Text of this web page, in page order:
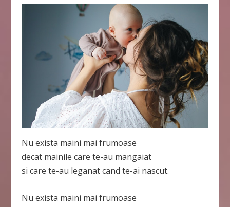
Nu exista maini mai frumoase
decat mainile care te-au mangaiat
si care te-au leganat cand te-ai nascut.
Nu exista maini mai frumoase